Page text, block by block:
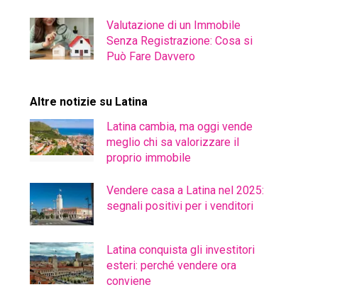
Valutazione di un Immobile
Senza Registrazione: Cosa si
Può Fare Davvero
Altre notizie su Latina
Latina cambia, ma oggi vende
meglio chi sa valorizzare il
proprio immobile
Vendere casa a Latina nel 2025:
segnali positivi per i venditori
Latina conquista gli investitori
esteri: perché vendere ora
conviene